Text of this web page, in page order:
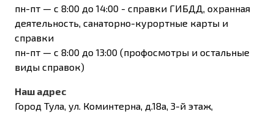
пн-пт — с 8:00 до 14:00 - справки ГИБДД, охранная
деятельность, санаторно-курортные карты и
справки
пн-пт — с 8:00 до 13:00 (профосмотры и остальные
виды справок)
Наш адрес
Город Тула, ул. Коминтерна, д.18а, 3-й этаж,